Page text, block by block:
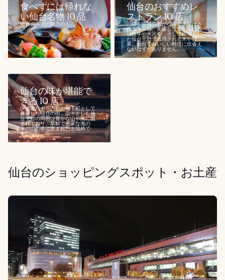
食べずには帰れな
い仙台名物 10 品
仙台グルメの魅力の 1...
仙台のおすすめレ
ストラン 10 店
三陸や宮城の豊かな海で水揚げさ
れる魚介類、美味しさで知られる
仙台牛や米沢牛、そして広々とし
た仙台平野で栽培される米や野
菜。仙台でおいしい料理に出会え
ないはずがありません。...
仙台の味が堪能で
きる 10 店
伊達家六十二万石の城下町として
発展した仙台の街。広々とした仙
台平野の周囲は豊かな山や海に囲
まれており、新鮮で豊富な海の
幸、山の幸に恵まれた土地柄で
す。...
仙台のショッピングスポット・お土産